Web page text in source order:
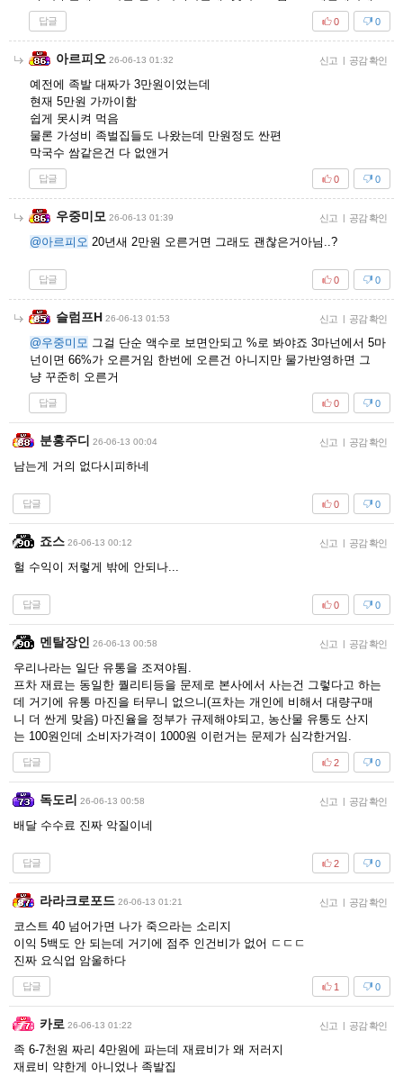
답글 0
0
아르피오 26-06-13 01:32 신고 | 공감 확인
예전에 족발 대짜가 3만원이었는데
현재 5만원 가까이함
쉽게 못시켜 먹음
물론 가성비 족벌집들도 나왔는데 만원정도 싼편
막국수 쌈같은건 다 없앤거
답글 0
0
우중미모 26-06-13 01:39 신고 | 공감 확인
@아르피오 20년새 2만원 오른거면 그래도 괜찮은거아님..?
답글 0
0
슬럼프H 26-06-13 01:53 신고 | 공감 확인
@우중미모 그걸 단순 액수로 보면안되고 %로 봐야죠 3마넌에서 5마
넌이면 66%가 오른거임 한번에 오른건 아니지만 물가반영하면 그
냥 꾸준히 오른거
답글 0
0
분홍주디 26-06-13 00:04 신고 | 공감 확인
남는게 거의 없다시피하네
답글 0
0
죠스 26-06-13 00:12 신고 | 공감 확인
헐 수익이 저렇게 밖에 안되나...
답글 0
0
멘탈장인 26-06-13 00:58 신고 | 공감 확인
우리나라는 일단 유통을 조져야됨.
프차 재료는 동일한 퀄리티등을 문제로 본사에서 사는건 그렇다고 하는
데 거기에 유통 마진을 터무니 없으니(프차는 개인에 비해서 대량구매
니 더 싼게 맞음) 마진율을 정부가 규제해야되고, 농산물 유통도 산지
는 100원인데 소비자가격이 1000원 이런거는 문제가 심각한거임.
답글 0
2
독도리 26-06-13 00:58 신고 | 공감 확인
배달 수수료 진짜 악질이네
답글 0
2
라라크로포드 26-06-13 01:21 신고 | 공감 확인
코스트 40 넘어가면 나가 죽으라는 소리지
이익 5백도 안 되는데 거기에 점주 인건비가 없어 ㄷㄷㄷ
진짜 요식업 암울하다
답글 0
1
카로 26-06-13 01:22 신고 | 공감 확인
족 6-7천원 짜리 4만원에 파는데 재료비가 왜 저러지
재료비 약한게 아니었나 족발집